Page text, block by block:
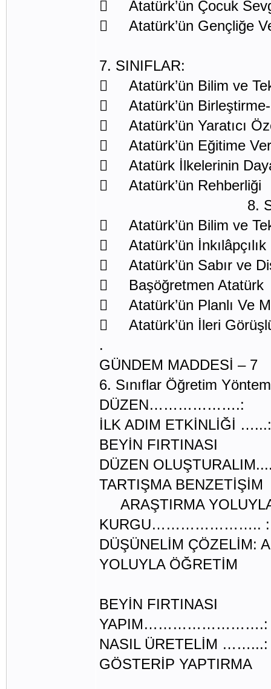
 Atatürk’ün Çocuk
 Atatürk’ün Gençliğe
7. SINIFLAR:
 Atatürk’ün Bilim ve
 Atatürk’ün
 Atatürk’ün Yaratıcı
 Atatürk’ün Eğitime
 Atatürk İlkelerinin
 Atatürk’ün Rehberliği
8.
 Atatürk’ün Bilim ve
 Atatürk’ün İnkılâpçılık
 Atatürk’ün Sabır ve
 Başöğretmen Atatürk
 Atatürk’ün Planlı Ve
 Atatürk’ün İleri
.
GÜNDEM MADDESİ – 7
6. Sınıflar Öğretim
DÜZEN……………….:
İLK ADIM ETKİNLİĞİ
BEYİN FIRTINASI
DÜZEN
TARTIŞMA BENZETİŞİM
ARAŞTIRMA
KURGU………………….. :
DÜŞÜNELİM ÇÖZELİM:
YOLUYLA ÖĞRETİM
BEYİN FIRTINASI
YAPIM…………………….:
NASIL ÜRETELİM ……...:
GÖSTERİP YAPTIRMA